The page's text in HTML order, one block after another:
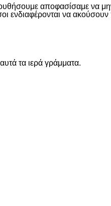
αποφασίσαμε να
να ακούσουν
τα ιερά γράμματα.